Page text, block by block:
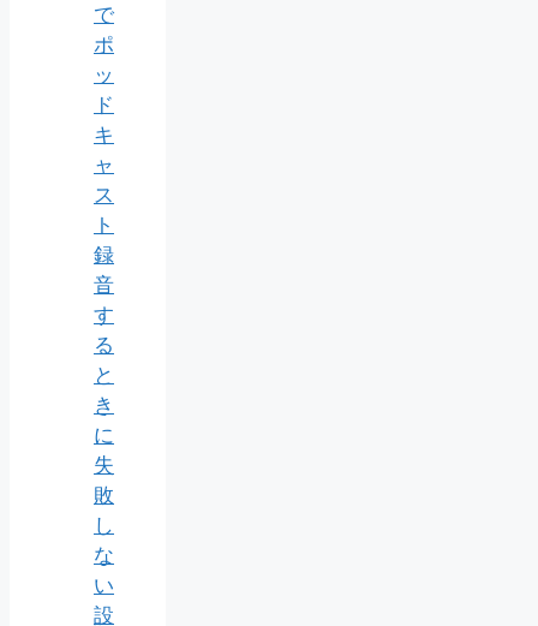
で
ポ
ッ
ド
キ
ャ
ス
ト
録
音
す
る
と
き
に
失
敗
し
な
い
設